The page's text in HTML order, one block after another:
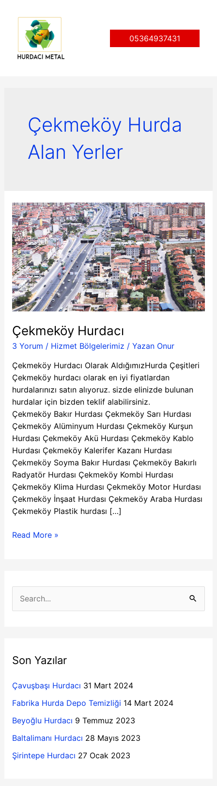
05364937431
Çekmeköy Hurda
Alan Yerler
Çekmeköy Hurdacı
3 Yorum / Hizmet Bölgelerimiz / Yazan Onur
Çekmeköy Hurdacı Olarak AldığımızHurda Çeşitleri
Çekmeköy hurdacı olarak en iyi fiyatlardan
hurdalarınızı satın alıyoruz. sizde elinizde bulunan
hurdalar için bizden teklif alabilirsiniz.
Çekmeköy Bakır Hurdası Çekmeköy Sarı Hurdası
Çekmeköy Alüminyum Hurdası Çekmeköy Kurşun
Hurdası Çekmeköy​​​​​​​ Akü Hurdası Çekmeköy​​​​​​​ Kablo
Hurdası Çekmeköy​​​​​​​ Kalerifer Kazanı Hurdası
Çekmeköy​​​​​​​ Soyma Bakır Hurdası Çekmeköy​​​​​​​ Bakırlı
Radyatör Hurdası Çekmeköy​​​​​​​ Kombi Hurdası
Çekmeköy​​​​​​​ Klima Hurdası Çekmeköy​​​​​​​ Motor Hurdası
Çekmeköy​​​​​​​ İnşaat Hurdası Çekmeköy​​​​​​​ Araba Hurdası
Çekmeköy​​​​​​​ Plastik hurdası […]
Çekmeköy
Hurdacı
Read More »
c
r
:
Son Yazılar
Çavuşbaşı Hurdacı 31 Mart 2024
Fabrika Hurda Depo Temizliği 14 Mart 2024
Beyoğlu Hurdacı 9 Temmuz 2023
Baltalimanı Hurdacı 28 Mayıs 2023
Şirintepe Hurdacı 27 Ocak 2023
t
o
i
l
e
r